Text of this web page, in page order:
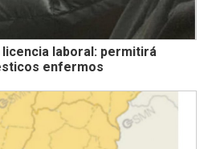
licencia laboral: permitirá
enfermos